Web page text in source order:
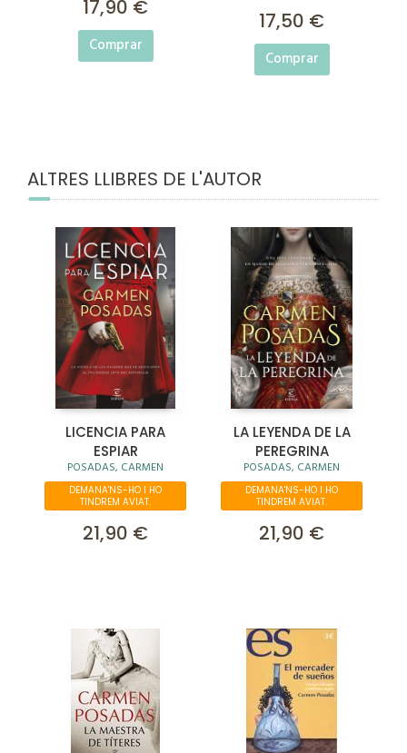
17,90 €
Comprar
17,50 €
Comprar
ALTRES LLIBRES DE L'AUTOR
LICENCIA PARA
ESPIAR
POSADAS, CARMEN
DEMANA'NS-HO I HO
TINDREM AVIAT.
21,90 €
LA LEYENDA DE LA
PEREGRINA
POSADAS, CARMEN
DEMANA'NS-HO I HO
TINDREM AVIAT.
21,90 €